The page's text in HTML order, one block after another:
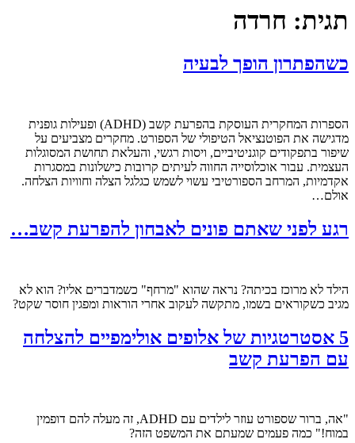
תגית: חרדה
כשהפתרון הופך לבעיה
הספרות המחקרית העוסקת בהפרעת קשב (ADHD) ופעילות גופנית
מדגישה את הפוטנציאל הטיפולי של הספורט. מחקרים מצביעים על
שיפור בתפקודים קוגניטיביים, ויסות רגשי, והעלאת תחושת המסוגלות
העצמית. עבור אוכלוסייה החווה לעיתים קרובות כישלונות במסגרות
אקדמיות, המרחב הספורטיבי עשוי לשמש כגלגל הצלה וחוויות הצלחה.
אולם…
רגע לפני שאתם פונים לאבחון להפרעת קשב…
הילד לא מרוכז בכיתה? נראה שהוא "מרחף" כשמדברים אליו? הוא לא
מגיב כשקוראים בשמו, מתקשה לעקוב אחרי הוראות ומפגין חוסר שקט?
5 אסטרטגיות של אלופים אולימפיים להצלחה
עם הפרעת קשב
"אה, ברור שספורט עוזר לילדים עם ADHD, זה מעלה להם דופמין
במוח!" כמה פעמים שמעתם את המשפט הזה?